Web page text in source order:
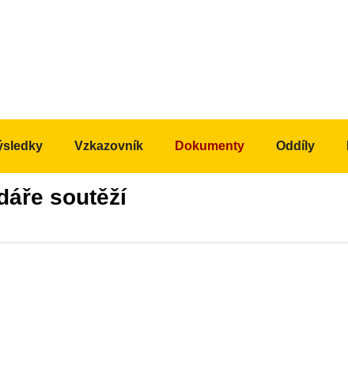
soutěží
Vzkazovník Dokumenty Oddíly